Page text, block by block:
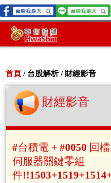
首頁 / 台股解析 / 財經影音
財經影音
#台積電 + #0050 回
伺服器關鍵零組
件